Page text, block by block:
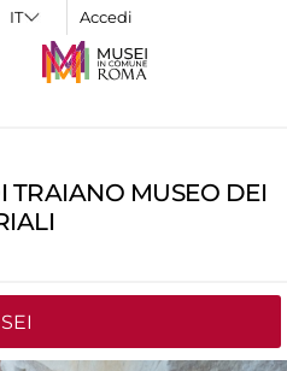
Accedi
TRAIANO MUSEO DEI